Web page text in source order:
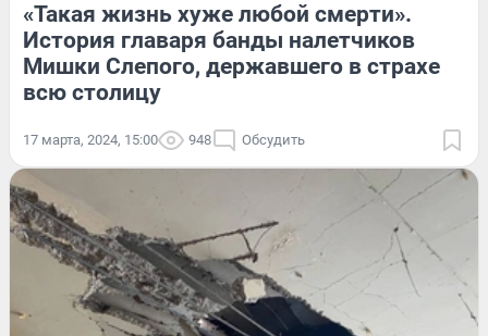
«Такая жизнь хуже любой смерти».
История главаря банды налетчиков
Мишки Слепого, державшего в страхе
всю столицу
17 марта, 2024, 15:00 948 Обсудить